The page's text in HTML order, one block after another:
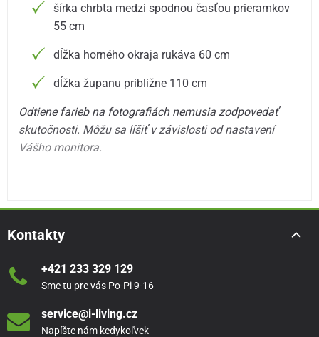
šírka chrbta medzi spodnou časťou prieramkov
55 cm
dĺžka horného okraja rukáva 60 cm
dĺžka županu približne 110 cm
Odtiene farieb na fotografiách nemusia zodpovedať
skutočnosti. Môžu sa líšiť v závislosti od nastavení
Vášho monitora.
Kontakty
+421 233 329 129
Sme tu pre vás Po-Pi 9-16
service@i-living.cz
Napíšte nám kedykoľvek